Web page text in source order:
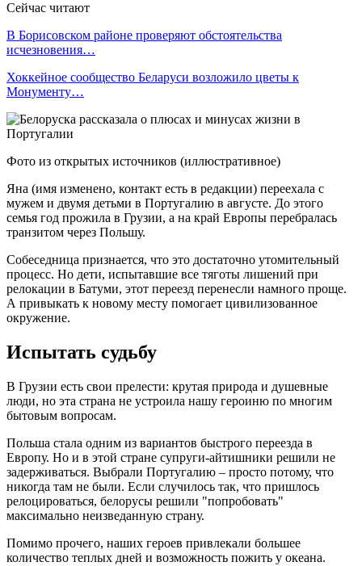
Сейчас читают
В Борисовском районе проверяют обстоятельства
исчезновения…
Хоккейное сообщество Беларуси возложило цветы к
Монументу…
Фото из открытых источников (иллюстративное)
Яна (имя изменено, контакт есть в редакции) переехала с
мужем и двумя детьми в Португалию в августе. До этого
семья год прожила в Грузии, а на край Европы перебралась
транзитом через Польшу.
Собеседница признается, что это достаточно утомительный
процесс. Но дети, испытавшие все тяготы лишений при
релокации в Батуми, этот переезд перенесли намного проще.
А привыкать к новому месту помогает цивилизованное
окружение.
Испытать судьбу
В Грузии есть свои прелести: крутая природа и душевные
люди, но эта страна не устроила нашу героиню по многим
бытовым вопросам.
Польша стала одним из вариантов быстрого переезда в
Европу. Но и в этой стране супруги-айтишники решили не
задерживаться. Выбрали Португалию – просто потому, что
никогда там не были. Если случилось так, что пришлось
релоцироваться, белорусы решили "попробовать"
максимально неизведанную страну.
Помимо прочего, наших героев привлекали большее
количество теплых дней и возможность пожить у океана.